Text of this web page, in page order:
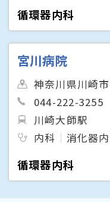
循環器内科
宮川病院
神奈川県川崎
044-222-3255
川崎大師駅
内科
消化器
循環器内科